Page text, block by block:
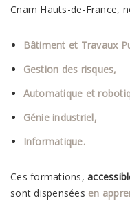
Cnam Hauts-de-France,
Bâtiment et Travaux
Gestion des risques,
Automatique et
Génie industriel,
Informatique.
Ces formations,
sont dispensées en